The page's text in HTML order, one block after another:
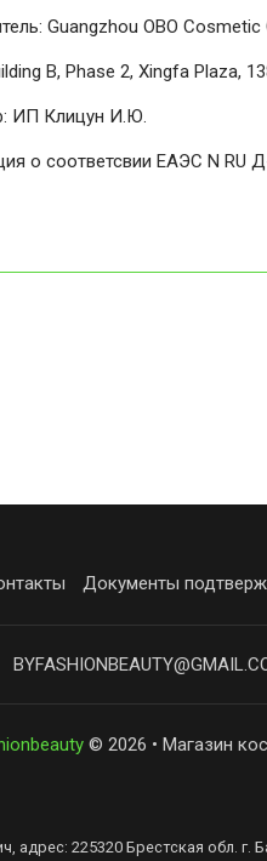
Guangzhou OBO Cosmetic
B, Phase 2, Xingfa Plaza,
ИП Клицун И.Ю.
о соответсвии ЕАЭС N RU
Документы
© 2026 • Магазин
адрес: 225320 Брестская обл. г.